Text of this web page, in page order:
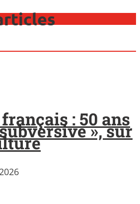
: 50 ans
», sur